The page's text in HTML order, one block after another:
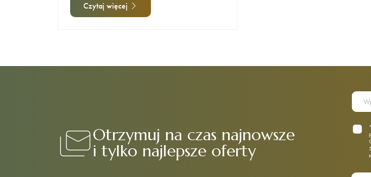
Czytaj więcej
Otrzymuj na czas najnowsze
i tylko najlepsze oferty